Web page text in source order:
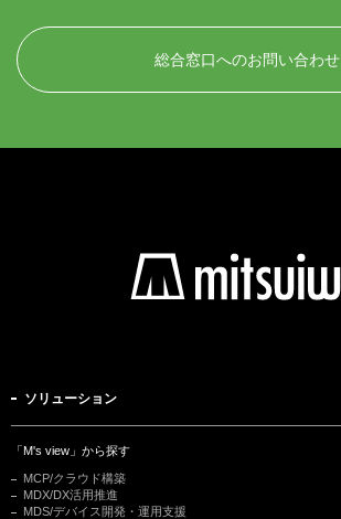
総合窓口へのお問い合わせ
ソリューション
「M's view」から探す
MCP/クラウド構築
MDX/DX活用推進
MDS/デバイス開発・運用支援